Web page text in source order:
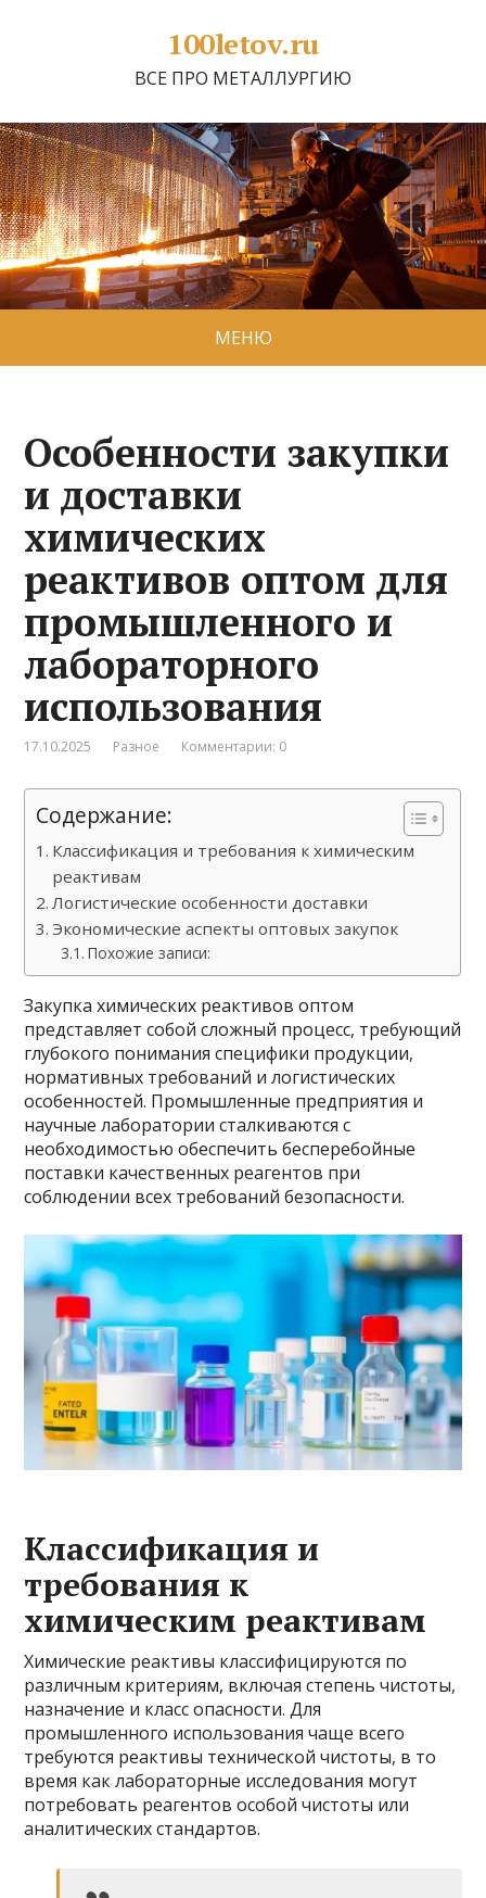
100letov.ru
ВСЕ ПРО МЕТАЛЛУРГИЮ
МЕНЮ
Особенности закупки
и доставки
химических
реактивов оптом для
промышленного и
лабораторного
использования
17.10.2025 Разное Комментарии: 0
Содержание:
Классификация и требования к химическим
реактивам
Логистические особенности доставки
Экономические аспекты оптовых закупок
Похожие записи:
Закупка химических реактивов оптом
представляет собой сложный процесс, требующий
глубокого понимания специфики продукции,
нормативных требований и логистических
особенностей. Промышленные предприятия и
научные лаборатории сталкиваются с
необходимостью обеспечить бесперебойные
поставки качественных реагентов при
соблюдении всех требований безопасности.
Классификация и
требования к
химическим реактивам
Химические реактивы классифицируются по
различным критериям, включая степень чистоты,
назначение и класс опасности. Для
промышленного использования чаще всего
требуются реактивы технической чистоты, в то
время как лабораторные исследования могут
потребовать реагентов особой чистоты или
аналитических стандартов.